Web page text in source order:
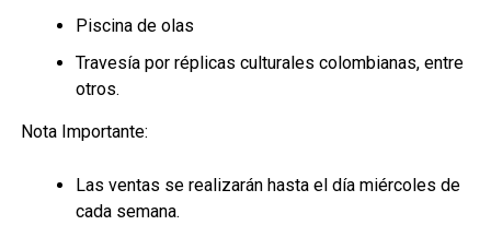
Piscina de olas
Travesía por réplicas culturales colombianas, entre
otros.
Nota Importante:
Las ventas se realizarán hasta el día miércoles de
cada semana.